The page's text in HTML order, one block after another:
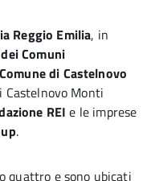
Reggio Emilia, in
Comuni
Comune di Castelnovo
Monti
REI e le imprese
.
quattro e sono ubicati